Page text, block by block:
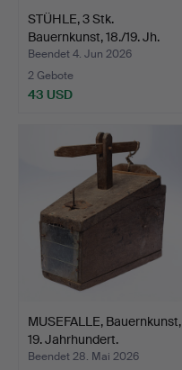
STÜHLE, 3 Stk.
Bauernkunst, 18./19. Jh.
Beendet 4. Jun 2026
2 Gebote
43 USD
MUSEFALLE, Bauernkunst,
19. Jahrhundert.
Beendet 28. Mai 2026